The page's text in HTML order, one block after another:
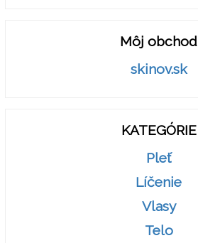
Môj obchod
skinov.sk
KATEGÓRIE
Pleť
Líčenie
Vlasy
Telo